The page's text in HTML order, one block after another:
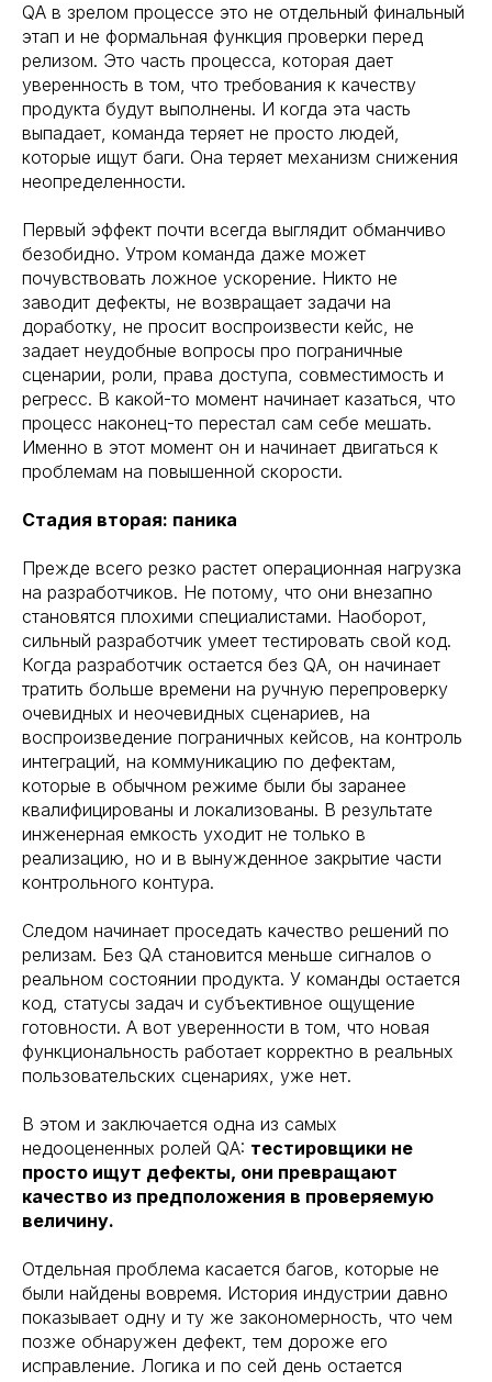
QA в зрелом процессе это не отдельный финальный
этап и не формальная функция проверки перед
релизом. Это часть процесса, которая дает
уверенность в том, что требования к качеству
продукта будут выполнены. И когда эта часть
выпадает, команда теряет не просто людей,
которые ищут баги. Она теряет механизм снижения
неопределенности.
Первый эффект почти всегда выглядит обманчиво
безобидно. Утром команда даже может
почувствовать ложное ускорение. Никто не
заводит дефекты, не возвращает задачи на
доработку, не просит воспроизвести кейс, не
задает неудобные вопросы про пограничные
сценарии, роли, права доступа, совместимость и
регресс. В какой-то момент начинает казаться, что
процесс наконец-то перестал сам себе мешать.
Именно в этот момент он и начинает двигаться к
проблемам на повышенной скорости.
Стадия вторая: паника
Прежде всего резко растет операционная нагрузка
на разработчиков. Не потому, что они внезапно
становятся плохими специалистами. Наоборот,
сильный разработчик умеет тестировать свой код.
Когда разработчик остается без QA, он начинает
тратить больше времени на ручную перепроверку
очевидных и неочевидных сценариев, на
воспроизведение пограничных кейсов, на контроль
интеграций, на коммуникацию по дефектам,
которые в обычном режиме были бы заранее
квалифицированы и локализованы. В результате
инженерная емкость уходит не только в
реализацию, но и в вынужденное закрытие части
контрольного контура.
Следом начинает проседать качество решений по
релизам. Без QA становится меньше сигналов о
реальном состоянии продукта. У команды остается
код, статусы задач и субъективное ощущение
готовности. А вот уверенности в том, что новая
функциональность работает корректно в реальных
пользовательских сценариях, уже нет.
В этом и заключается одна из самых
недооцененных ролей QA: тестировщики не
просто ищут дефекты, они превращают
качество из предположения в проверяемую
величину.
Отдельная проблема касается багов, которые не
были найдены вовремя. История индустрии давно
показывает одну и ту же закономерность, что чем
позже обнаружен дефект, тем дороже его
исправление. Логика и по сей день остается